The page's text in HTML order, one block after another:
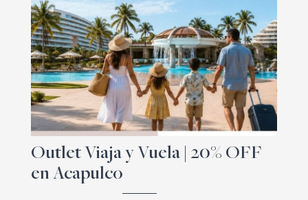
Outlet Viaja y Vuela | 20% OFF
en Acapulco